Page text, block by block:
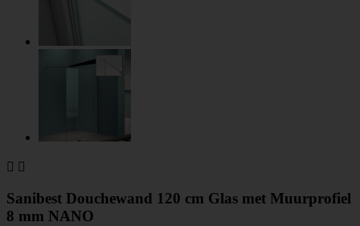
 
Sanibest Douchewand 120 cm Glas met Muurprofiel
8 mm NANO